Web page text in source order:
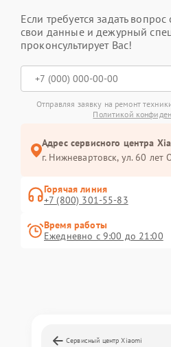
Если требуется задать вопрос
свои данные и дежурный
проконсультирует Вас!
Отправляя заявку на ремонт
Политикой
Адрес сервисного центра
г. Нижневартовск, ул. 60 лет
Горячая линия
+7 (800) 301-55-83
Время работы
Ежедневно с 9:00 до 21:00
Сервисный центр Xiaomi